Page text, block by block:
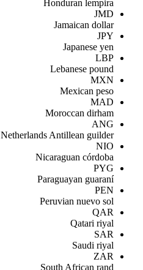
Honduran lempira
JMD
Jamaican dollar
JPY
Japanese yen
LBP
Lebanese pound
MXN
Mexican peso
MAD
Moroccan dirham
ANG
Netherlands Antillean guilder
NIO
Nicaraguan córdoba
PYG
Paraguayan guaraní
PEN
Peruvian nuevo sol
QAR
Qatari riyal
SAR
Saudi riyal
ZAR
South African rand